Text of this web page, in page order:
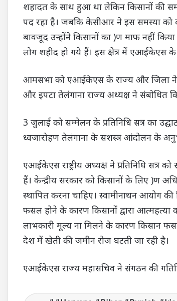
शहादत के साथ हुआ था लेकिन किसानों की
पद रहा है। जबकि केसीआर ने इस समस्या को
बावजूद उन्होंने किसानों का )ण माफ नहीं
लोग शहीद हो गये हैं। इस क्षेत्र में एआईकेएस
आमसभा को एआईकेएस के राज्य और जिला
और इपटा तेलंगाना राज्य अध्यक्ष ने संबोधित
3 जुलाई को सम्मेलन के प्रतिनिधि सत्र का
ध्वजारोहण तेलंगाना के सशस्त्र आंदोलन के
एआईकेएस राष्ट्रीय अध्यक्ष ने प्रतिनिधि
हैं। केन्द्रीय सरकार को किसानों के लिए )ण
स्थापित करना चाहिए। स्वामीनाथन आयोग
फसल होने के कारण किसानों द्वारा
लाभकारी मूल्य ना मिलने के कारण किसान
देश में खेती की जमीन रोज घटती जा रही है।
एआईकेएस राज्य महासचिव ने संगठन की